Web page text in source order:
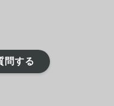
問する